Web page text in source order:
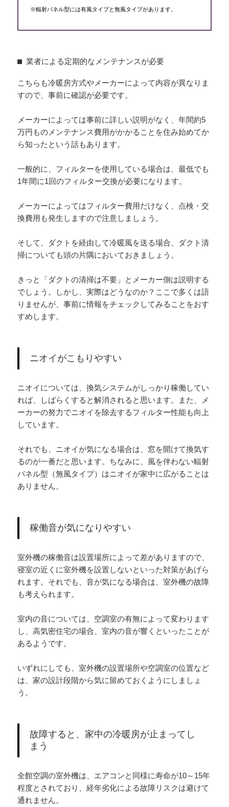
※輻射パネル型には有風タイプと無風タイプがあります。
業者による定期的なメンテナンスが必要
こちらも冷暖房方式やメーカーによって内容が異なりま
すので、事前に確認が必要です。
メーカーによっては事前に詳しい説明がなく、年間約5
万円ものメンテナンス費用がかかることを住み始めてか
ら知ったという話もあります。
一般的に、フィルターを使用している場合は、最低でも
1年間に1回のフィルター交換が必要になります。
メーカーによってはフィルター費用だけなく、点検・交
換費用も発生しますので注意しましょう。
そして、ダクトを経由して冷暖風を送る場合、ダクト清
掃についても頭の片隅においておきましょう。
きっと「ダクトの清掃は不要」とメーカー側は説明する
でしょう。しかし、実際はどうなのか？ここで多くは語
りませんが、事前に情報をチェックしてみることをおす
すめします。
ニオイがこもりやすい
ニオイについては、換気システムがしっかり稼働してい
れば、しばらくすると解消されると思います。また、メ
ーカーの努力でニオイを除去するフィルター性能も向上
しています。
それでも、ニオイが気になる場合は、窓を開けて換気す
るのが一番だと思います。ちなみに、風を伴わない輻射
パネル型（無風タイプ）はニオイが家中に広がることは
ありません。
稼働音が気になりやすい
室外機の稼働音は設置場所によって差がありますので、
寝室の近くに室外機を設置しないといった対策があげら
れます。それでも、音が気になる場合は、室外機の故障
も考えられます。
室内の音については、空調室の有無によって変わります
し、高気密住宅の場合、室内の音が響くといったことが
あるようです。
いずれにしても、室外機の設置場所や空調室の位置など
は、家の設計段階から気に留めておくようにしましょ
う。
故障すると、家中の冷暖房が止まってし
まう
全館空調の室外機は、エアコンと同様に寿命が10～15年
程度とされており、経年劣化による故障リスクは避けて
通れません。